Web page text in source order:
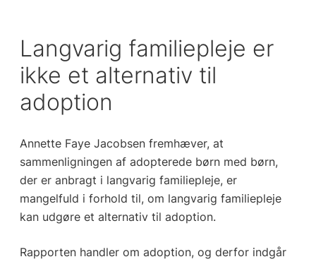
Langvarig familiepleje er
ikke et alternativ til
adoption
Annette Faye Jacobsen fremhæver, at
sammenligningen af adopterede børn med børn,
der er anbragt i langvarig familiepleje, er
mangelfuld i forhold til, om langvarig familiepleje
kan udgøre et alternativ til adoption.
Rapporten handler om adoption, og derfor indgår